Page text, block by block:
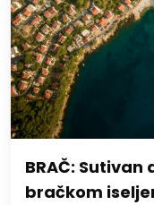
BRAČ:
bračkom